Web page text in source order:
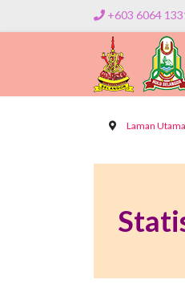
+603 6064
Laman Utama